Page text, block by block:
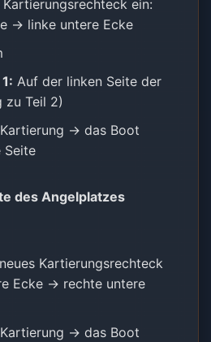
Kartierungsrechteck ein:
→ linke untere Ecke
Auf der linken Seite der
zu Teil 2)
→ das Boot
Seite
des Angelplatzes
Kartierungsrechteck
Ecke → rechte untere
→ das Boot